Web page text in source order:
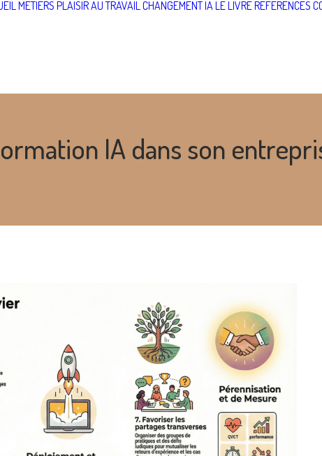
MÉTIERS PLAISIR AU TRAVAILCHANGEMENT IALE LIVRERÉFÉRENCES
IA dans son